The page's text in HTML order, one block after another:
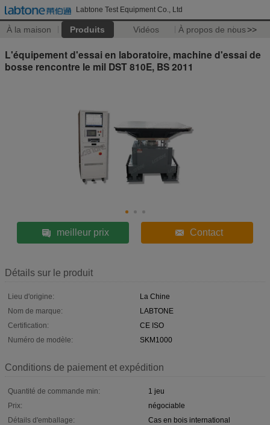
Labtone Test Equipment Co., Ltd
À la maison Produits Vidéos À propos de nous>>
L'équipement d'essai en laboratoire, machine d'essai de
bosse rencontre le mil DST 810E, BS 2011
meilleur prix Contact
Détails sur le produit
Lieu d'origine:
La Chine
Nom de marque:
LABTONE
Certification:
CE ISO
Numéro de modèle:
SKM1000
Conditions de paiement et expédition
Quantité de commande min:
1 jeu
Prix:
négociable
Détails d'emballage:
Cas en bois international